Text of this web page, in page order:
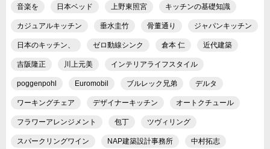
音楽を 日本ベッド 上野東照宮 キッチンの基礎知識
カジュアルキッチン 垂水圭竹 骨董通り ジャパンキッチン
日本のキッチン、 ゼロ動線シンク 倉本 仁 近代建築
吉阪隆正 川上元美 インテリアライフスタイル
poggenpohl Euromobil ブルレック兄弟 デルタ
ワーキングチェア デザイナーキッチン オートクチュール
フラワーアレンジメント 包丁 ツヴィリング
スパークリングワイン NAP建築設計事務所 中村拓志